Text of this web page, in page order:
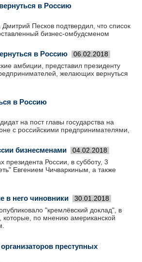
в Россию
Песков подтвердил, что список
бизнес-омбудсменом
в Россию 06.02.2018
амбиции, представил президенту
желающих вернуться
в Россию
на пост главы государства на
с российскими предпринимателями,
бизнесменами 04.02.2018
России, в субботу, 3
Евгением Чичваркиным, а также
в него чиновники 30.01.2018
"кремлёвский доклад", в
которые, по мнению американской
преступных